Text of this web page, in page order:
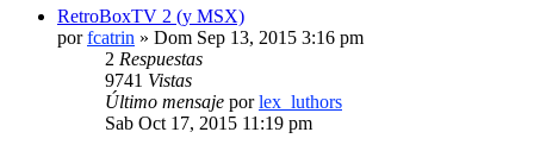
RetroBoxTV 2 (y MSX)
porfcatrin » Dom Sep 13, 2015 3:16 pm
2 Respuestas
9741 Vistas
Último mensaje porlex_luthors
Sab Oct 17, 2015 11:19 pm